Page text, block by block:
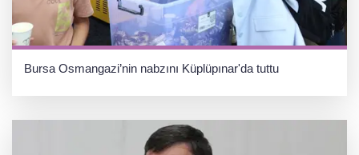
Bursa Osmangazi’nin nabzını Küplüpınar'da tuttu